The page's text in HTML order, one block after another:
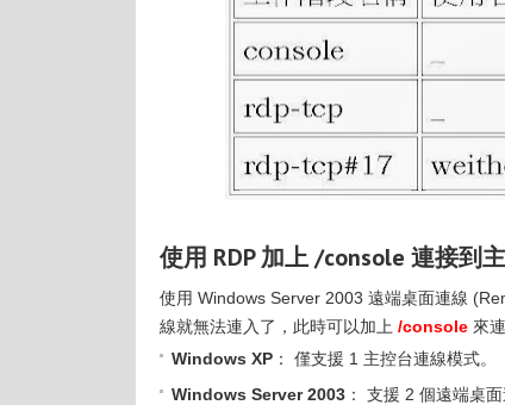
使用 RDP 加上 /console 連接到
使用 Windows Server 2003 遠端桌面連線
線就無法連入了，此時可以加上 /console 來
Windows XP ： 僅支援 1 主控台連線模式。
Windows Server 2003 ： 支援 2 個遠端桌